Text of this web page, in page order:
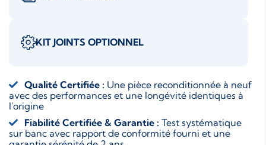
KIT JOINTS OPTIONNEL
Qualité Certifiée : Une pièce reconditionnée à neuf
avec des performances et une longévité identiques à
l'origine
Fiabilité Certifiée & Garantie : Test systématique
sur banc avec rapport de conformité fourni et une